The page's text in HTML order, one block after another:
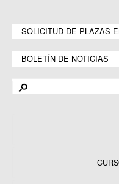
SOLICITUD DE PLAZAS
BOLETÍN DE NOTICIAS